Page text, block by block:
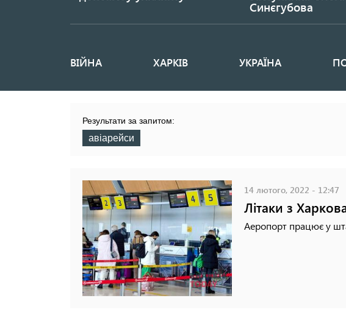
Синєгубова
Основная
ВІЙНА ХАРКІВ УКРАЇНА
Результати за запитом:
авіарейси
14 лютого, 2022 - 12:47
Літаки з
Аеропорт працює у